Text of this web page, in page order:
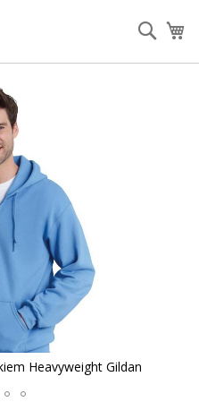
Heavyweight Gildan